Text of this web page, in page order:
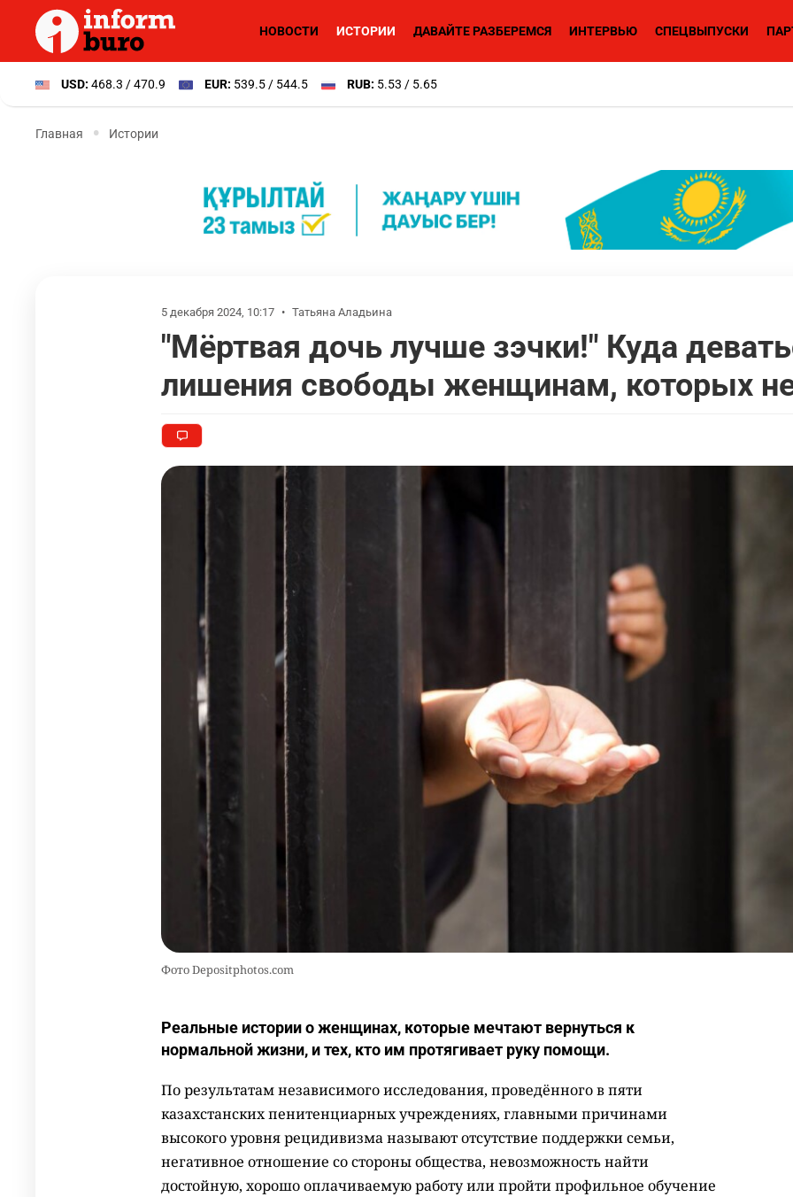
НОВОСТИ ИСТОРИИ ДАВАЙТЕ РАЗБЕРЕМСЯ ИНТЕРВЬЮ СПЕЦВЫПУСКИ
USD: 468.3 / 470.9 EUR: 539.5 / 544.5 RUB: 5.53 / 5.65
Главная Истории
5 декабря 2024, 10:17 • Татьяна Аладьина
"Мёртвая дочь лучше зэчки!" Куда
лишения свободы женщинам, которых
Фото Depositphotos.com
Реальные истории о женщинах, которые мечтают вернуться к
нормальной жизни, и тех, кто им протягивает руку помощи.
По результатам независимого исследования, проведённого в пяти
казахстанских пенитенциарных учреждениях, главными причинами
высокого уровня рецидивизма называют отсутствие поддержки семьи,
негативное отношение со стороны общества, невозможность найти
достойную, хорошо оплачиваемую работу или пройти профильное обучение